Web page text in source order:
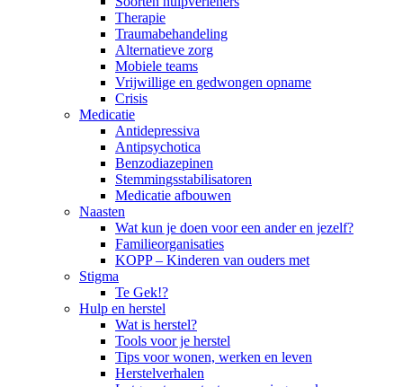
Therapie
Traumabehandeling
Alternatieve zorg
Mobiele teams
Vrijwillige en gedwongen opname
Crisis
Medicatie
Antidepressiva
Antipsychotica
Benzodiazepinen
Stemmingsstabilisatoren
Medicatie afbouwen
Naasten
Wat kun je doen voor een ander en jezelf?
Familieorganisaties
KOPP – Kinderen van ouders met
Stigma
Te Gek!?
Hulp en herstel
Wat is herstel?
Tools voor je herstel
Tips voor wonen, werken en leven
Herstelverhalen